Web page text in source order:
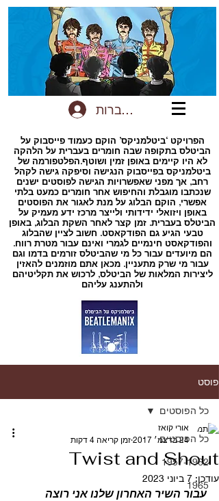
להתחברות
הפרויקט ‘ביטלמניקס’ הוקם כעמוד פייסבוק על
הביטלס בתקופה שבה חומרים בעברית על הלהקה
לא היו קיימים באופן זמין ושוטף.הפלטפורמה של
ביטלמניקס בפייסבוק הנגישה וסיפקה גישה לקהל
רחב, אך מפני שאפשרויות הגישה לפוסטים ישנים
שנכתבו מוגבלת והחיפוש אחר חומרים כמעט בלתי
אפשרי, הוקם הבלוג על מנת לאגור את הפוסטים
באופן ויזואלי ידידותי ולייצר מרכז ידע מעמיק על
הביטלס בעברית. זמן קצר לאחר השקת הבלוג, באופן
טבעי הגיע גם הפודקאסט. חשוב לציין שהבלוג
והפודקאסט חינמיים לגמרי ואינם עבור מטרת רווח.
הם מיועדים עבור כל מי שהביטלס זורמים בדמו וגם
עבור מי שרק מתעניין. מכאן אתם מוזמנים להאזין
ליצירות המלאות של הביטלס, לרכוש את תקליטיהם
ולהתענג עליהם
פוסט
כל הפוסטים
1957-1962
1965
כל הפוסטים
Twist and Shout
אורי קואז
24 בדצמ׳ 2017
זמן קריאה 4 דקות
עודכן: 7 ביוני 2023
עבור השיר האחרון שלנו אני רוצה